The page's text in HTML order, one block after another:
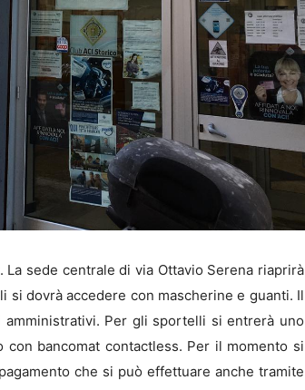
La sede centrale di via Ottavio Serena riaprirà
si dovrà accedere con mascherine e guanti. Il
Per gli sportelli si entrerà uno
bancomat contactless. Per il momento si
che si può effettuare anche tramite